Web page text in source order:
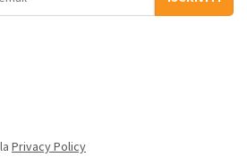
Privacy Policy